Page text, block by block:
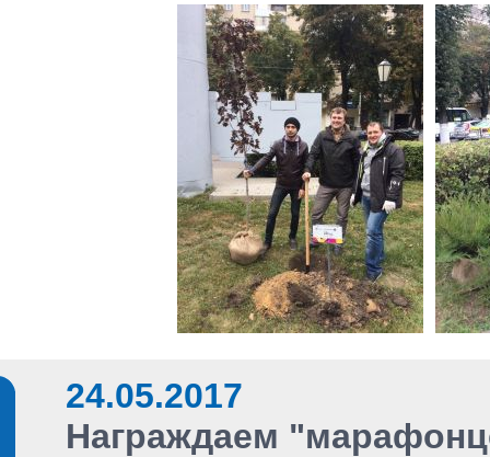
24.05.2017
Награждаем